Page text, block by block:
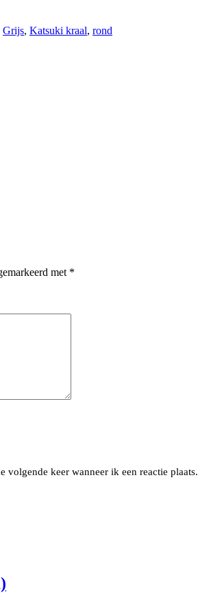
Grijs, Katsuki kraal, rond
met *
volgende keer wanneer ik een reactie plaats.